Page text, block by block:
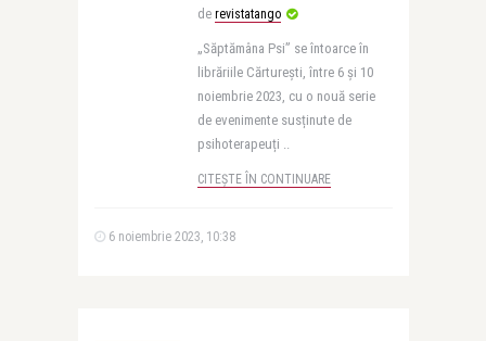
de revistatango
„Săptămâna Psi” se întoarce în
librăriile Cărturești, între 6 și 10
noiembrie 2023, cu o nouă serie
de evenimente susținute de
psihoterapeuți ..
CITEȘTE ÎN CONTINUARE
6 noiembrie 2023, 10:38